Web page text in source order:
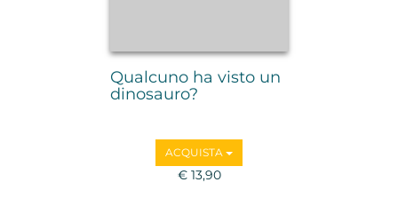
Qualcuno ha visto un
dinosauro?
ACQUISTA
€ 13,90